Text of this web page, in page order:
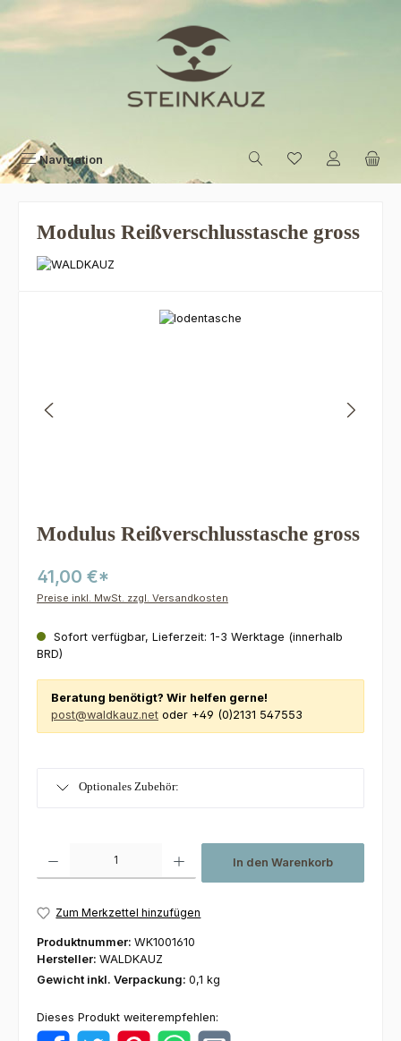
Zum Hauptinhalt springen
Navigation
Modulus Reißverschlusstasche gross
Bildergalerie überspringen
Modulus Reißverschlusstasche gross
41,00 €*
Preise inkl. MwSt. zzgl. Versandkosten
Sofort verfügbar, Lieferzeit: 1-3 Werktage (innerhalb
BRD)
Beratung benötigt? Wir helfen gerne!
post@waldkauz.net oder +49 (0)2131 547553
Optionales Zubehör:
In den Warenkorb
Zum Merkzettel hinzufügen
Produktnummer: WK1001610
Hersteller: WALDKAUZ
Gewicht inkl. Verpackung: 0,1 kg
Dieses Produkt weiterempfehlen: